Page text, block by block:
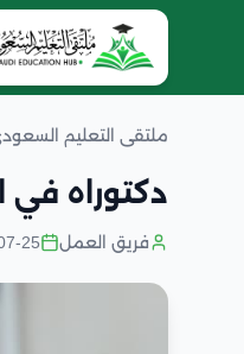
ملتقى التعليم
دكتوراه في
فريق العمل 25